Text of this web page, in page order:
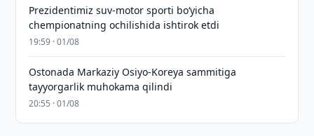
Prezidentimiz suv-motor sporti bo‘yicha
chempionatning ochilishida ishtirok etdi
19:59 · 01/08
Ostonada Markaziy Osiyo-Koreya sammitiga
tayyorgarlik muhokama qilindi
20:55 · 01/08